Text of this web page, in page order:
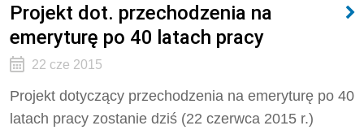
Projekt dot. przechodzenia na
emeryturę po 40 latach pracy
22 cze 2015
Projekt dotyczący przechodzenia na emeryturę po 40
latach pracy zostanie dziś (22 czerwca 2015 r.)